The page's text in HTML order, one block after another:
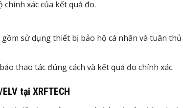
xác của kết quả đo.
sử dụng thiết bị bảo hộ cá nhân và tuân thủ
thao tác đúng cách và kết quả đo chính xác.
tại XRFTECH